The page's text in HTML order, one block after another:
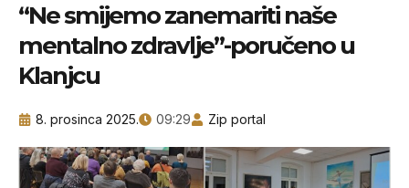
“Ne smijemo zanemariti naše
mentalno zdravlje”-poručeno u
Klanjcu
8. prosinca 2025. 09:29 Zip portal